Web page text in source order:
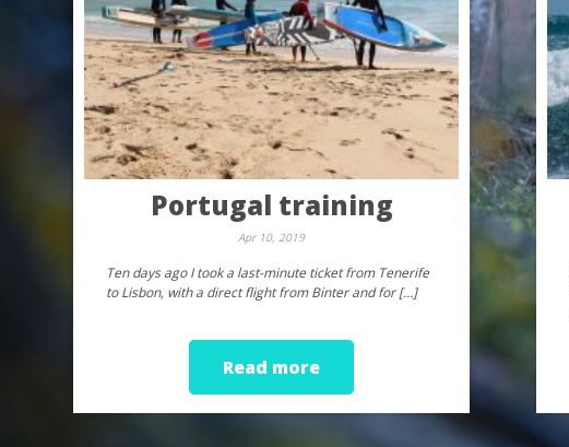
Portugal training
Apr 10, 2019
Ten days ago I took a last-minute ticket from Tenerife
to Lisbon, with a direct flight from Binter and for […]
Read more